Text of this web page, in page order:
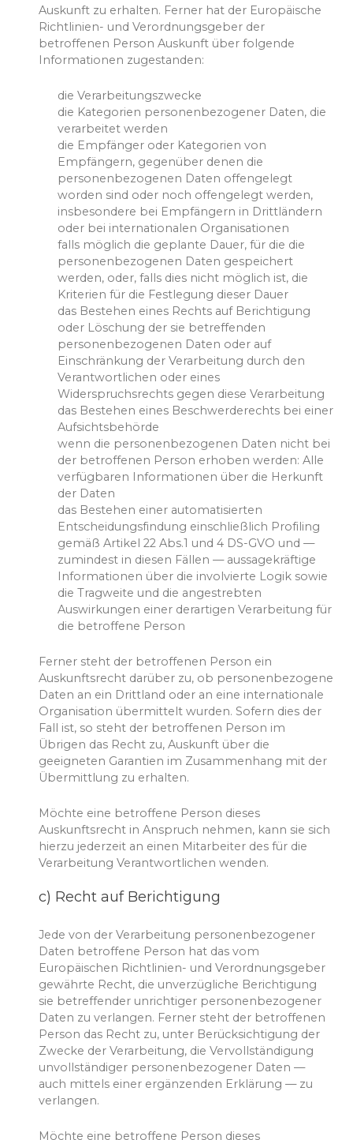
Auskunft zu erhalten. Ferner hat der Europäische
Richtlinien- und Verordnungsgeber der
betroffenen Person Auskunft über folgende
Informationen zugestanden:
die Verarbeitungszwecke
die Kategorien personenbezogener Daten, die
verarbeitet werden
die Empfänger oder Kategorien von
Empfängern, gegenüber denen die
personenbezogenen Daten offengelegt
worden sind oder noch offengelegt werden,
insbesondere bei Empfängern in Drittländern
oder bei internationalen Organisationen
falls möglich die geplante Dauer, für die die
personenbezogenen Daten gespeichert
werden, oder, falls dies nicht möglich ist, die
Kriterien für die Festlegung dieser Dauer
das Bestehen eines Rechts auf Berichtigung
oder Löschung der sie betreffenden
personenbezogenen Daten oder auf
Einschränkung der Verarbeitung durch den
Verantwortlichen oder eines
Widerspruchsrechts gegen diese Verarbeitung
das Bestehen eines Beschwerderechts bei einer
Aufsichtsbehörde
wenn die personenbezogenen Daten nicht bei
der betroffenen Person erhoben werden: Alle
verfügbaren Informationen über die Herkunft
der Daten
das Bestehen einer automatisierten
Entscheidungsfindung einschließlich Profiling
gemäß Artikel 22 Abs.1 und 4 DS-GVO und —
zumindest in diesen Fällen — aussagekräftige
Informationen über die involvierte Logik sowie
die Tragweite und die angestrebten
Auswirkungen einer derartigen Verarbeitung für
die betroffene Person
Ferner steht der betroffenen Person ein
Auskunftsrecht darüber zu, ob personenbezogene
Daten an ein Drittland oder an eine internationale
Organisation übermittelt wurden. Sofern dies der
Fall ist, so steht der betroffenen Person im
Übrigen das Recht zu, Auskunft über die
geeigneten Garantien im Zusammenhang mit der
Übermittlung zu erhalten.
Möchte eine betroffene Person dieses
Auskunftsrecht in Anspruch nehmen, kann sie sich
hierzu jederzeit an einen Mitarbeiter des für die
Verarbeitung Verantwortlichen wenden.
c) Recht auf Berichtigung
Jede von der Verarbeitung personenbezogener
Daten betroffene Person hat das vom
Europäischen Richtlinien- und Verordnungsgeber
gewährte Recht, die unverzügliche Berichtigung
sie betreffender unrichtiger personenbezogener
Daten zu verlangen. Ferner steht der betroffenen
Person das Recht zu, unter Berücksichtigung der
Zwecke der Verarbeitung, die Vervollständigung
unvollständiger personenbezogener Daten —
auch mittels einer ergänzenden Erklärung — zu
verlangen.
Möchte eine betroffene Person dieses